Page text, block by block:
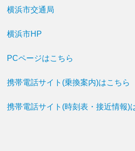
横浜市交通局
横浜市HP
PCページはこちら
携帯電話サイト(乗換案内)はこちら
携帯電話サイト(時刻表・接近情報)